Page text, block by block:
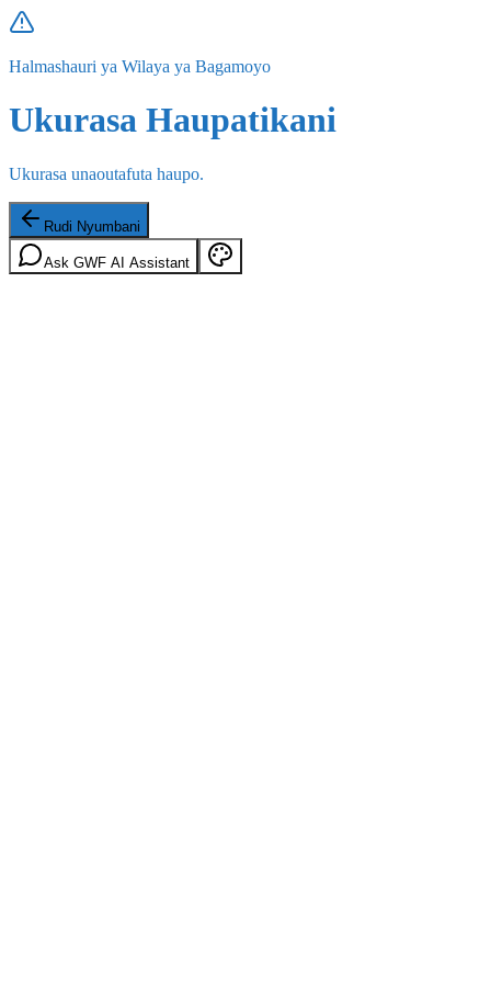
Halmashauri ya Wilaya ya Bagamoyo
Ukurasa Haupatikani
Ukurasa unaoutafuta haupo.
Rudi Nyumbani
Ask GWF AI Assistant